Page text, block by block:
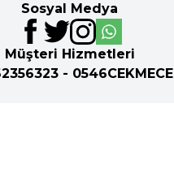
Sosyal Medya
Müşteri Hizmetleri
- 0546CEKMECE